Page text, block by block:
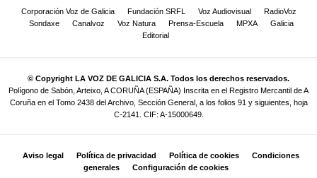
Corporación Voz de Galicia Fundación SRFL Voz Audiovisual
RadioVoz
Sondaxe
Canalvoz Voz Natura Prensa-Escuela MPXA
Galicia
Editorial
© Copyright LA VOZ DE GALICIA S.A. Todos los derechos reservados.
Polígono de Sabón, Arteixo, A CORUÑA (ESPAÑA) Inscrita en el Registro Mercantil de A
Coruña en el Tomo 2438 del Archivo, Sección General, a los folios 91 y siguientes, hoja
C-2141. CIF: A-15000649.
Aviso legal Política de privacidad Política de cookies
Condiciones
generales
Configuración de cookies